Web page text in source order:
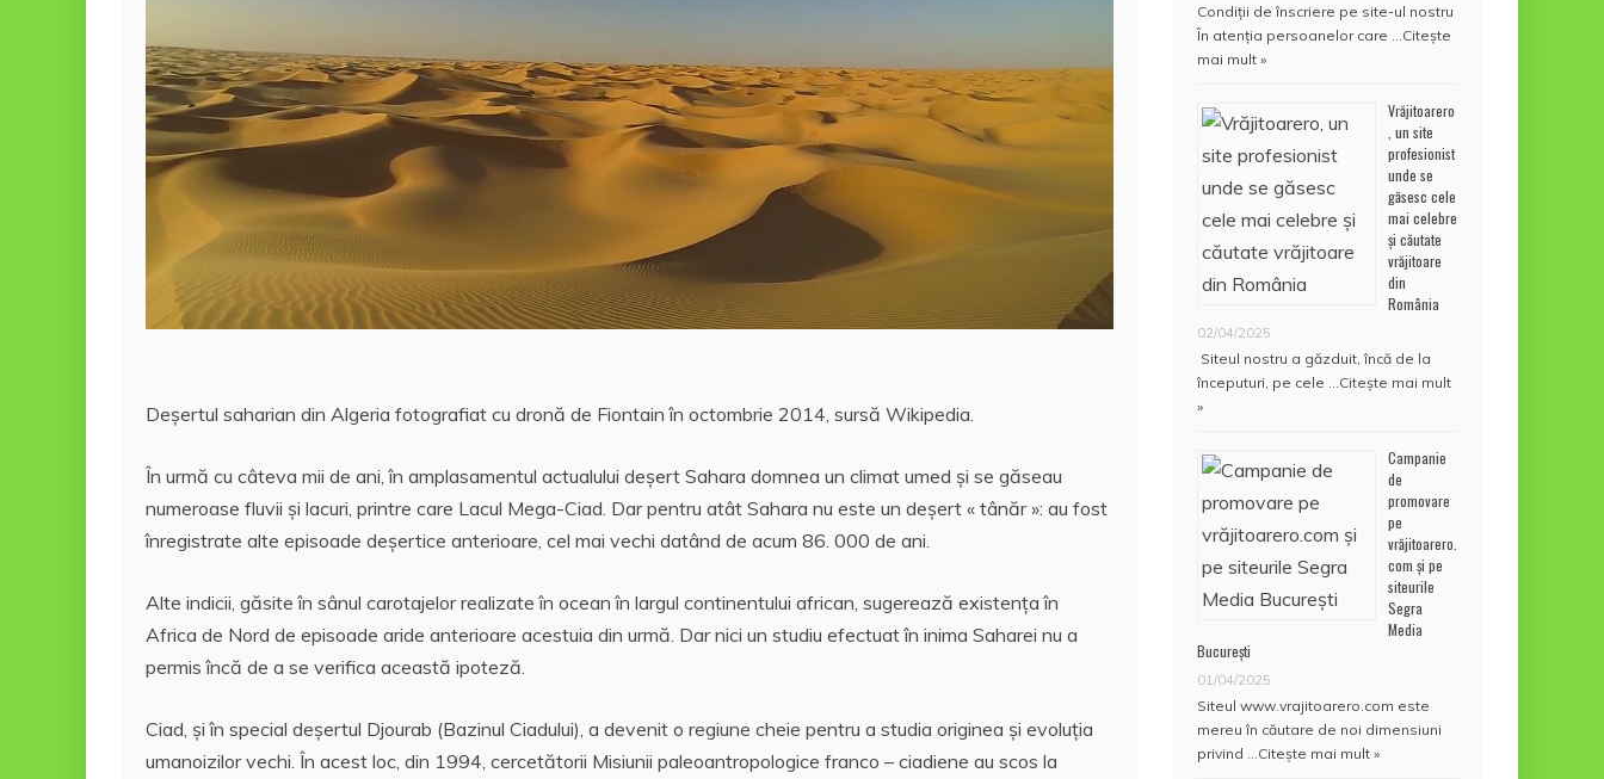
Deşertul saharian din Algeria fotografiat cu dronă de Fiontain în octombrie 2014, sursă Wikipedia.
În urmă cu câteva mii de ani, în amplasamentul actualului deşert Sahara domnea un climat umed şi se găseau
numeroase fluvii şi lacuri, printre care Lacul Mega-Ciad. Dar pentru atât Sahara nu este un deşert « tânăr »: au fost
înregistrate alte episoade deşertice anterioare, cel mai vechi datând de acum 86. 000 de ani.
Alte indicii, găsite în sânul carotajelor realizate în ocean în largul continentului african, sugerează existenţa în
Africa de Nord de episoade aride anterioare acestuia din urmă. Dar nici un studiu efectuat în inima Saharei nu a
permis încă de a se verifica această ipoteză.
Ciad, şi în special deşertul Djourab (Bazinul Ciadului), a devenit o regiune cheie pentru a studia originea şi evoluţia
umanoizilor vechi. În acest loc, din 1994, cercetătorii Misiunii paleoantropologice franco – ciadiene au scos la
Condiţii de înscriere pe site-ul nostru
În atenţia persoanelor care … Citește
mai mult »
Vrăjitoarero
, un site
profesionist
unde se
găsesc cele
mai celebre
și căutate
vrăjitoare
din
România
02/04/2025
Siteul nostru a găzduit, încă de la
începuturi, pe cele … Citește mai mult
»
Campanie
de
promovare
pe
vrăjitoarero.
com și pe
siteurile
Segra
Media
București
01/04/2025
Siteul www.vrajitoarero.com este
mereu în căutare de noi dimensiuni
privind … Citește mai mult »